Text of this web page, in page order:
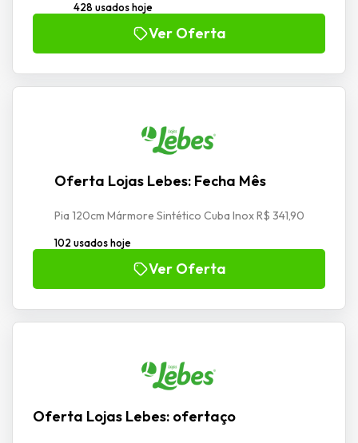
428 usados hoje
Ver Oferta
Oferta Lojas Lebes: Fecha Mês
Pia 120cm Mármore Sintético Cuba Inox R$ 341,90
102 usados hoje
Ver Oferta
Oferta Lojas Lebes: ofertaço